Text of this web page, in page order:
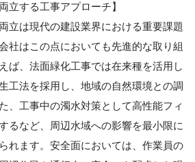
立する工事アプローチ】
立は現代の建設業界における重要課題
社はこの点においても先進的な取り組
ば、法面緑化工事では在来種を活用し
工法を採用し、地域の自然環境との調
、工事中の濁水対策として高性能フィ
るなど、周辺水域への影響を最小限に
れます。安全面においては、作業員の